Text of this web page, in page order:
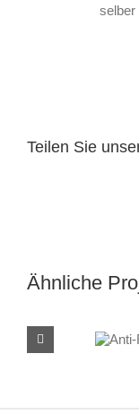
selber
Teilen Sie
Ähnliche